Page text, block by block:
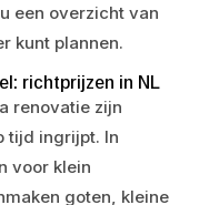
een overzicht van
kunt plannen.
richtprijzen in NL
renovatie zijn
tijd ingrijpt. In
voor klein
goten, kleine